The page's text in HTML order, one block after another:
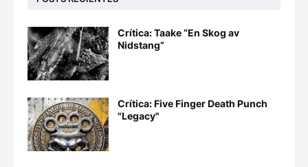
Crítica: Taake “En Skog av
Nidstang”
Crítica: Five Finger Death Punch
"Legacy"